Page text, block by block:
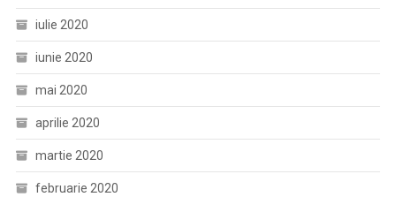
iulie 2020
iunie 2020
mai 2020
aprilie 2020
martie 2020
februarie 2020